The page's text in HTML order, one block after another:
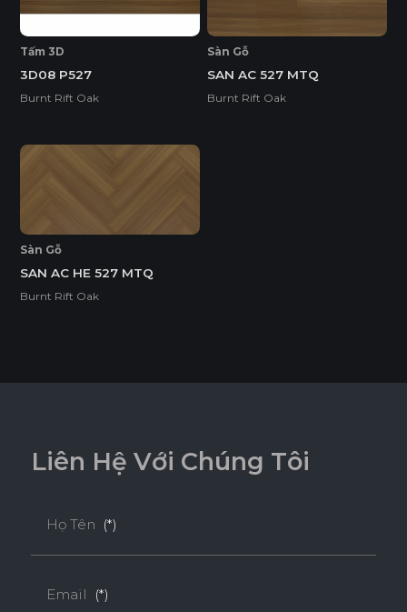
Tấm 3D
3D08 P527
Burnt Rift Oak
Sàn Gỗ
SAN AC 527 MTQ
Burnt Rift Oak
Sàn Gỗ
SAN AC HE 527 MTQ
Burnt Rift Oak
Liên Hệ Với Chúng Tôi
Họ Tên (*)
Email (*)